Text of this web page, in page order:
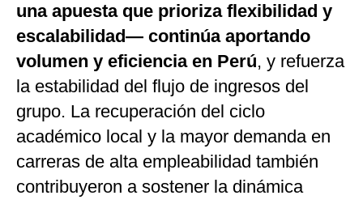
una apuesta que prioriza flexibilidad y
escalabilidad— continúa aportando
volumen y eficiencia en Perú, y refuerza
la estabilidad del flujo de ingresos del
grupo. La recuperación del ciclo
académico local y la mayor demanda en
carreras de alta empleabilidad también
contribuyeron a sostener la dinámica